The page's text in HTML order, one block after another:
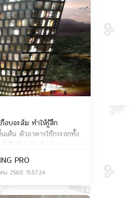
อบจะล้ม ทำให้รู้สึก
เต้น ตัวอาคารใช้กระจกทั้ง
ที่เป็นสีดำสำหรับทำขอบ และ
ระจกด้วย
PRO
ม 2560 15:57:24